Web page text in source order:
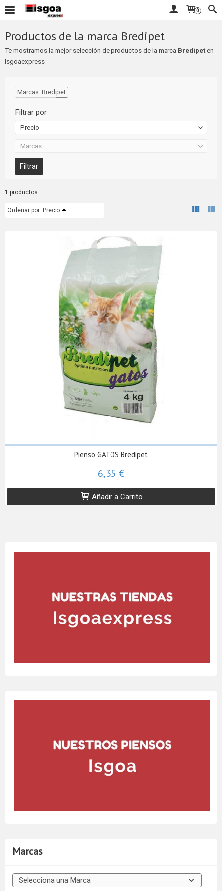
0
Marcas
Productos de la marca Bredipet
Te mostramos la mejor selección de productos de la marca Bredipeten
Isgoaexpress
Marcas: Bredipet
Filtrar por
Precio
Marcas
1 productos
Ordenar por: Precio
Pienso GATOS Bredipet
6,35 €
Añadir a Carrito